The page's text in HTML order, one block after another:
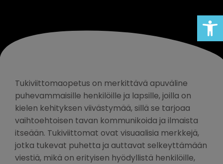
Tukiviittomaopetus on merkittävä apuväline
puhevammaisille henkilöille ja lapsille, joilla on
kielen kehityksen viivästymää, sillä se tarjoaa
vaihtoehtoisen tavan kommunikoida ja ilmaista
itseään. Tukiviittomat ovat visuaalisia merkkejä,
jotka tukevat puhetta ja auttavat selkeyttämään
viestiä, mikä on erityisen hyödyllistä henkilöille,